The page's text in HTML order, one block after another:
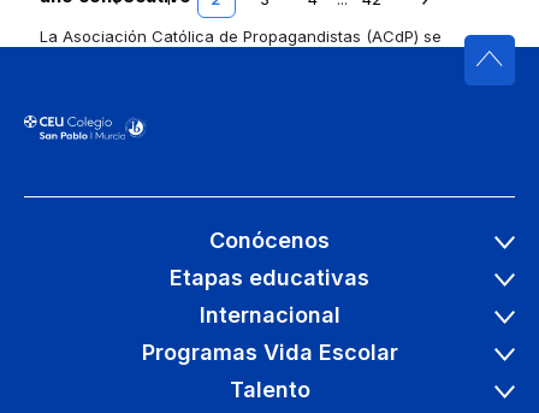
La Asociación Católica de Propagandistas (ACdP) se
la Fiesta de la Resurrección, un gran evento en el corazón
más importante de la historia: la Resurrección del
Conócenos
Etapas educativas
Internacional
Programas Vida Escolar
Talento